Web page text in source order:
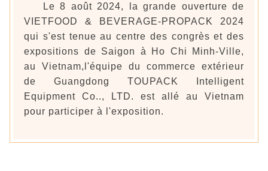
Le 8 août 2024, la grande ouverture de
VIETFOOD & BEVERAGE-PROPACK 2024
qui s'est tenue au centre des congrès et des
expositions de Saigon à Ho Chi Minh-Ville,
au Vietnam,l'équipe du commerce extérieur
de Guangdong TOUPACK Intelligent
Equipment Co.., LTD. est allé au Vietnam
pour participer à l'exposition.